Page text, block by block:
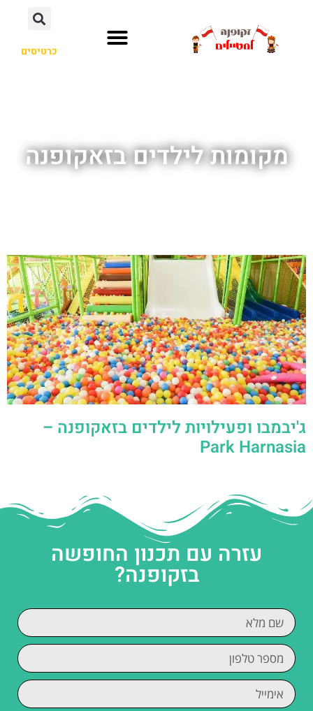
כרטיסים
מקומות לילדים בזאקופנה
ג'יבמבו ופעילויות לילדים בזאקופנה –
Park Harnasia
עזרה עם תכנון החופשה
בזקופנה?